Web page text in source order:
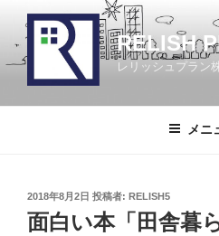
RELISH
レリッシュプラン
メニ
投
稿
日:
2018年8月2日 投稿者: RELISH5
面白い本「田舎暮